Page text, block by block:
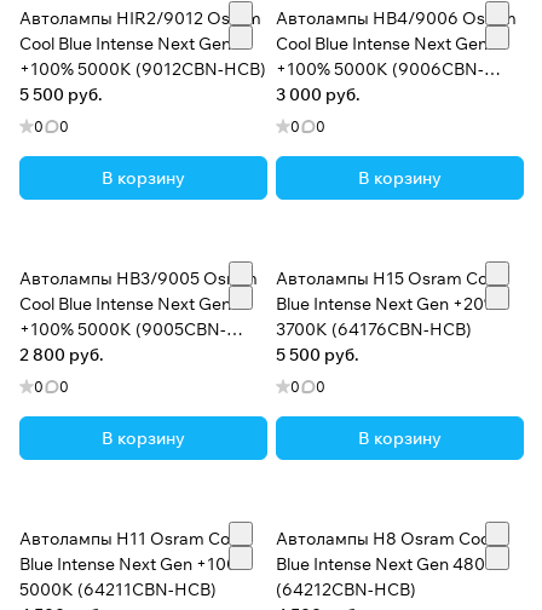
Автолампы HIR2/9012 Osram
Cool Blue Intense Next Gen
+100% 5000K (9012CBN-HCB)
5 500 руб.
0 0
В корзину
Автолампы HB4/9006 Osram
Cool Blue Intense Next Gen
+100% 5000K (9006CBN-
HCB)
3 000 руб.
0 0
В корзину
Автолампы HB3/9005 Osram
Cool Blue Intense Next Gen
+100% 5000K (9005CBN-
HCB)
2 800 руб.
0 0
В корзину
Автолампы H15 Osram Cool
Blue Intense Next Gen +20%
3700K (64176CBN-HCB)
5 500 руб.
0 0
В корзину
Автолампы H11 Osram Cool
Blue Intense Next Gen +100%
5000K (64211CBN-HCB)
Автолампы H8 Osram Cool
Blue Intense Next Gen 4800K
(64212CBN-HCB)